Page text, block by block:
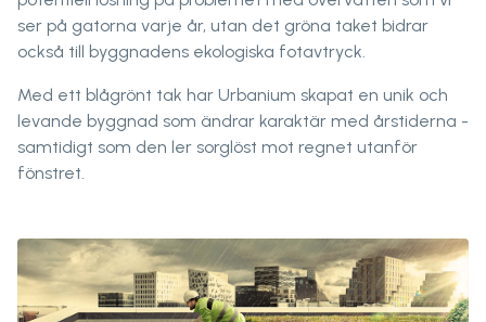
ser på gatorna varje år, utan det gröna taket bidrar
också till byggnadens ekologiska fotavtryck.
Med ett blågrönt tak har Urbanium skapat en unik och
levande byggnad som ändrar karaktär med årstiderna -
samtidigt som den ler sorglöst mot regnet utanför
fönstret.